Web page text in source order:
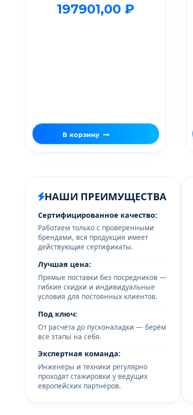
197901,00 ₽
В корзину
НАШИ ПРЕИМУЩЕСТВА
Сертифицированное качество:
Работаем только с проверенными
брендами, вся продукция имеет
действующие сертификаты.
Лучшая цена:
Прямые поставки без посредников —
гибкие скидки и индивидуальные
условия для постоянных клиентов.
Под ключ:
От расчёта до пусконаладки — берём
все этапы на себя.
Экспертная команда:
Инженеры и техники регулярно
проходят стажировки у ведущих
европейских партнёров.